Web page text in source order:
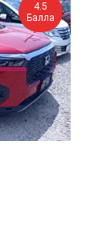
4.5
Балла